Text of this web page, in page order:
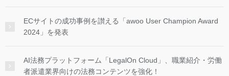
ECサイトの成功事例を讃える「awoo User Champion Award
2024」を発表
AI法務プラットフォーム「LegalOn Cloud」、職業紹介・労働
者派遣業界向けの法務コンテンツを強化！